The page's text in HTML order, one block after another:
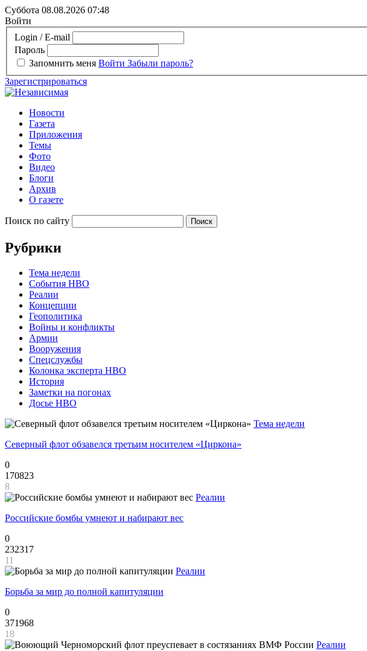
Суббота 08.08.2026 07:48
Войти
Login / E-mail
Пароль
Запомнить меня Войти Забыли пароль?
Зарегистрироваться
Новости
Газета
Приложения
Темы
Фото
Видео
Блоги
Архив
О газете
Поиск по сайту
Рубрики
Тема недели
События НВО
Реалии
Концепции
Геополитика
Войны и конфликты
Армии
Вооружения
Спецслужбы
Колонка эксперта НВО
История
Заметки на погонах
Досье НВО
Тема недели
Северный флот обзавелся третьим носителем «Циркона»
0
170823
8
Реалии
Российские бомбы умнеют и набирают вес
0
232317
11
Реалии
Борьба за мир до полной капитуляции
0
371968
18
Реалии